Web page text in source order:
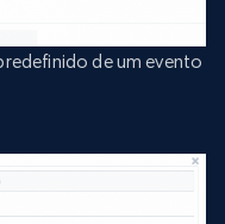
de um evento